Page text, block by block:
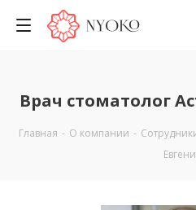
Врач стоматолог
Главная - О компании -